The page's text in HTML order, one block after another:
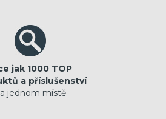
jak 1000 TOP
a příslušenství
jednom místě